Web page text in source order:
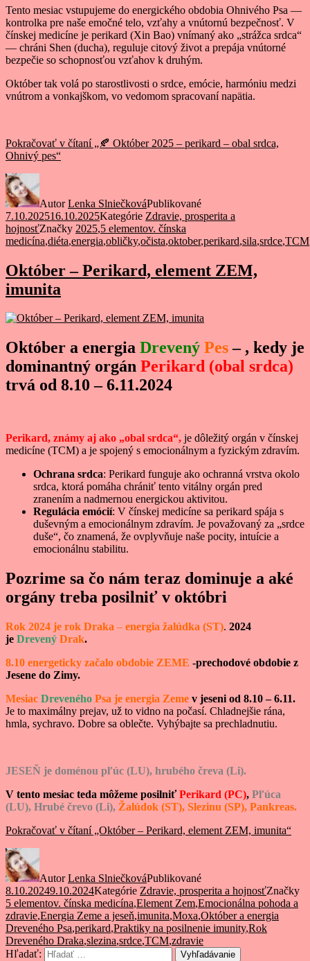
Tento mesiac vstupujeme do energického obdobia Ohnivého Psa —
kontrolka pre naše emočné telo, vzťahy a vnútornú bezpečnosť. V
čínskej medicíne je perikard (Xin Bao) vnímaný ako „strážca srdca“
— chráni Shen (ducha), reguluje citový život a prepája vnútorné
bezpečie so schopnosťou vzťahov k druhým.
Október tak volá po starostlivosti o srdce, emócie, harmóniu medzi
vnútrom a vonkajškom, vo vedomom spracovaní napätia.
Pokračovať v čítaní„🍂 Október 2025 – perikard – obal srdca,
Ohnivý pes“
AutorLenka SlniečkováPublikované
7.10.202516.10.2025Kategórie Zdravie, prosperita a
hojnosťZnačky 2025,5 elementov. čínska
medicína,diéta,energia,obličky,očista,oktober,perikard,sila,srdce,TCM
Október – Perikard, element ZEM,
imunita
Október a energia Drevený Pes– , kedy je
dominantný orgán Perikard (obal srdca)
trvá od 8.10 – 6.11.2024
Perikard, známy aj ako „obal srdca“, je dôležitý orgán v čínskej
medicíne (TCM) a je spojený s emocionálnym a fyzickým zdravím.
Ochrana srdca: Perikard funguje ako ochranná vrstva okolo
srdca, ktorá pomáha chrániť tento vitálny orgán pred
zranením a nadmernou energickou aktivitou.
Regulácia emócií: V čínskej medicíne sa perikard spája s
duševným a emocionálnym zdravím. Je považovaný za „srdce
duše“, čo znamená, že ovplyvňuje naše pocity, intuície a
emocionálnu stabilitu.
Pozrime sa čo nám teraz dominuje a aké
orgány treba posilniť v októbri
Rok 2024 je rok Draka – energia žalúdka (ST). 2024
je Drevený Drak.
8.10 energeticky začalo obdobie ZEME -prechodové obdobie z
Jesene do Zimy.
Mesiac Dreveného Psa je energia Zeme v jeseni od 8.10 – 6.11.
Je to maximálny prejav, už to vidno na počasí. Chladnejšie rána,
hmla, sychravo. Dobre sa oblečte. Vyhýbajte sa prechladnutiu.
JESEŇ je doménou pľúc (LU), hrubého čreva (Li).
V tento mesiac teda môžeme posilniťPerikard (PC), Pľúca
(LU), Hrubé črevo (Li), Žalúdok (ST), Slezinu (SP), Pankreas.
Pokračovať v čítaní„Október – Perikard, element ZEM, imunita“
AutorLenka SlniečkováPublikované
8.10.20249.10.2024Kategórie Zdravie, prosperita a hojnosťZnačky
5 elementov. čínska medicína,Element Zem,Emocionálna pohoda a
zdravie,Energia Zeme a jeseň,imunita,Moxa,Október a energia
Dreveného Psa,perikard,Praktiky na posilnenie imunity,Rok
Dreveného Draka,slezina,srdce,TCM,zdravie
Hľadať:
Vyhľadávanie